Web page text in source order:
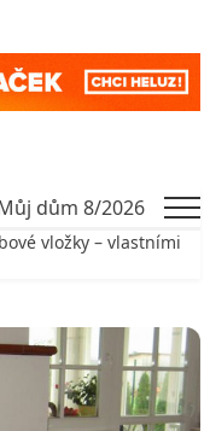
vložky – vlastními